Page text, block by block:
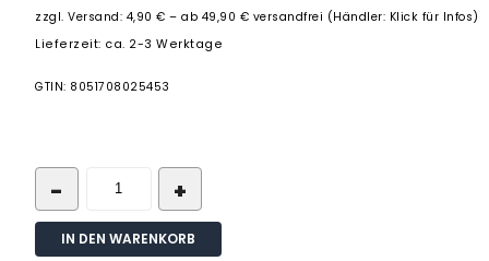
zzgl.Versand: 4,90 € – ab 49,90 € versandfrei (Händler: Klick für Infos)
Lieferzeit: ca. 2-3 Werktage
GTIN: 8051708025453
IN DEN WARENKORB